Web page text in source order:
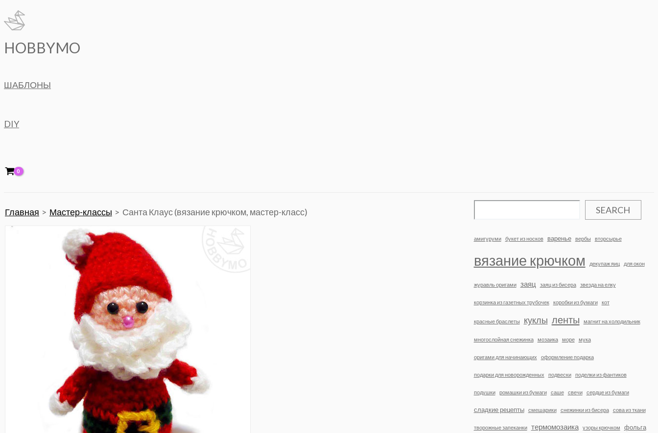
Перейти
к
содержимому
HOBBYMO
ШАБЛОНЫ
DIY
Главная Мастер-классы Санта Клаус (вязание крючком, мастер-класс) SEARCH
амигуруми букет из носков варенье вербы вторсырье
вязание крючком декупаж яиц для окон
журавль оригами заяц заяц из бисера звезда на елку
корзинка из газетных трубочек коробки из бумаги кот
красные браслеты куклы ленты магнит на холодильник
многослойная снежинка мозаика море мука
оригами для начинающих оформление подарка
подарки для новорожденных подвески поделки из фантиков
подушки ромашки из бумаги саше свечи сердце из бумаги
сладкие рецепты смешарики снежинки из бисера сова из ткани
творожные запеканки термомозаика узоры крючком фольга